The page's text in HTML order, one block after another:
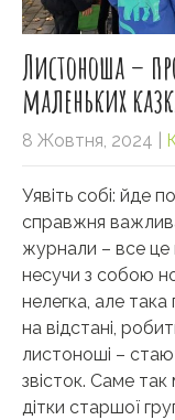
Листоноша –
маленьких
8 Жовтня, 2024
Уявіть собі: йде
справжня
журнали – все це
несучи з собою
нелегка, але
на відстані,
листоноші –
звісток. Саме
дітки старшої